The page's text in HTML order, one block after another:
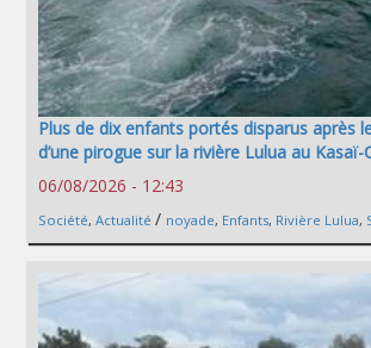
Plus de dix enfants portés disparus après
d’une pirogue sur la rivière Lulua au Kasaï-
06/08/2026 - 12:43
Société, Actualité / noyade, Enfants, Rivière Lulua,